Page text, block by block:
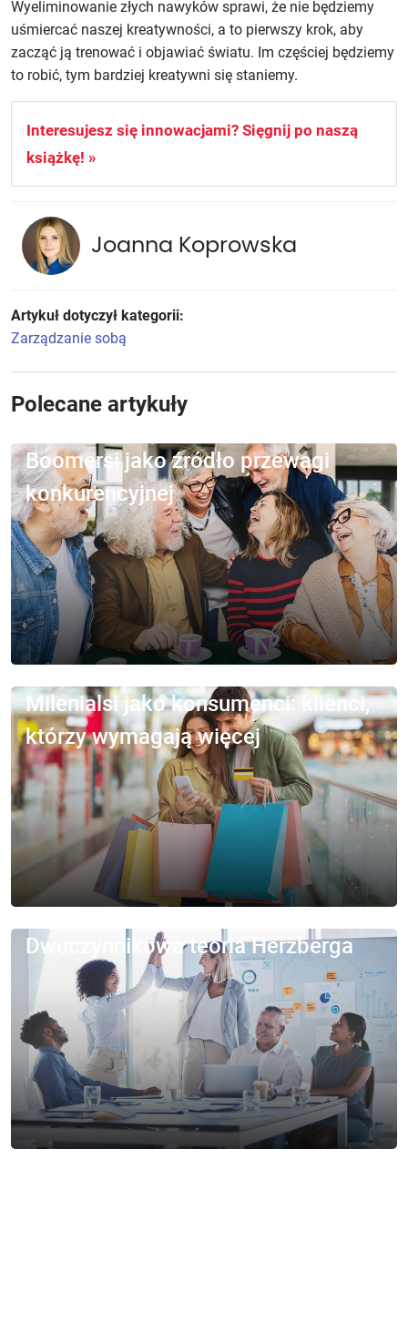
Wyeliminowanie złych nawyków sprawi, że nie będziemy
uśmiercać naszej kreatywności, a to pierwszy krok, aby
zacząć ją trenować i objawiać światu. Im częściej będziemy
to robić, tym bardziej kreatywni się staniemy.
Interesujesz się innowacjami? Sięgnij po naszą
książkę! »
Joanna Koprowska
Artykuł dotyczył kategorii:
Zarządzanie sobą
Polecane artykuły
Boomersi jako źródło przewagi
konkurencyjnej
Milenialsi jako konsumenci: klienci,
którzy wymagają więcej
Dwuczynnikowa teoria Herzberga